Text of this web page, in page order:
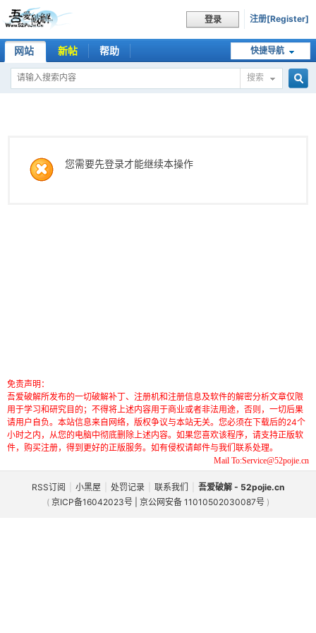
登录 注册[Register]
快捷导航
网站 新帖 帮助
搜索
您需要先登录才能继续本操作
免责声明：
吾爱破解所发布的一切破解补丁、注册机和注册信息及软件的解密分析文章仅限
用于学习和研究目的；不得将上述内容用于商业或者非法用途，否则，一切后果
请用户自负。本站信息来自网络，版权争议与本站无关。您必须在下载后的24个
小时之内，从您的电脑中彻底删除上述内容。如果您喜欢该程序，请支持正版软
件，购买注册，得到更好的正版服务。如有侵权请邮件与我们联系处理。
Mail To:Service@52pojie.cn
RSS订阅 小黑屋 处罚记录 联系我们
吾爱破解 - 52pojie.cn
( 京ICP备16042023号 | 京公网安备 11010502030087号 )